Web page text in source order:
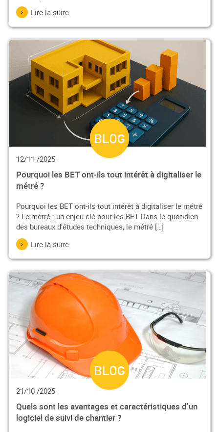
Lire la suite
12/11 /2025
Pourquoi les BET ont-ils tout intérêt à digitaliser le
métré ?
Pourquoi les BET ont-ils tout intérêt à digitaliser le métré
? Le métré : un enjeu clé pour les BET Dans le quotidien
des bureaux d’études techniques, le métré […]
Lire la suite
21/10 /2025
Quels sont les avantages et caractéristiques d’un
logiciel de suivi de chantier ?